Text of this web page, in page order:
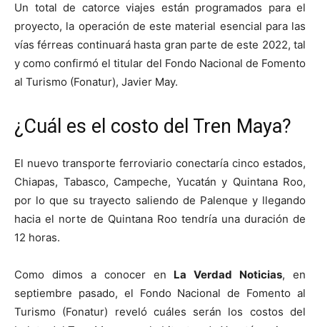
Un total de catorce viajes están programados para el
proyecto, la operación de este material esencial para las
vías férreas continuará hasta gran parte de este 2022, tal
y como confirmó el titular del Fondo Nacional de Fomento
al Turismo (Fonatur), Javier May.
¿Cuál es el costo del Tren Maya?
El nuevo transporte ferroviario conectaría cinco estados,
Chiapas, Tabasco, Campeche, Yucatán y Quintana Roo,
por lo que su trayecto saliendo de Palenque y llegando
hacia el norte de Quintana Roo tendría una duración de
12 horas.
Como dimos a conocer en La Verdad Noticias, en
septiembre pasado, el Fondo Nacional de Fomento al
Turismo (Fonatur) reveló cuáles serán los costos del